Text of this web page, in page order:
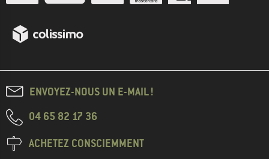
ENVOYEZ-NOUS UN E-MAIL !
04 65 82 17 36
ACHETEZ CONSCIEMMENT